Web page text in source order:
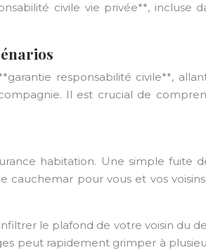
civile vie privée**, incluse
responsabilité civile**,
Il est crucial de
habitation. Une simple
pour vous et vos
le plafond de votre voisin du
rapidement grimper à